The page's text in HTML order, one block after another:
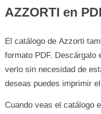
AZZORTI en
El catálogo de Azzorti
formato PDF. Descárgalo
verlo sin necesidad de
deseas puedes imprimir
Cuando veas el catálogo